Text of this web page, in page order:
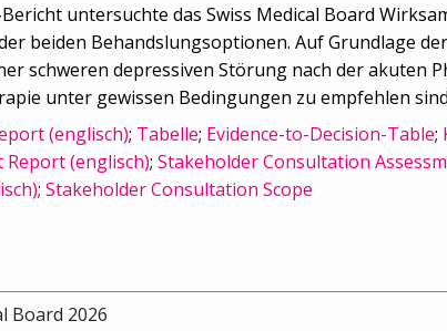
untersuchte das Swiss Medical Board
beiden Behandslungsoptionen. Auf Grundlage
schweren depressiven Störung nach der akuten
unter gewissen Bedingungen zu empfehlen
(englisch); Tabelle; Evidence-to-Decision-Table;
Report (englisch); Stakeholder Consultation
; Stakeholder Consultation Scope
Board 2026